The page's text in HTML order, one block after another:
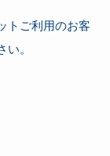
トご利用のお客
。